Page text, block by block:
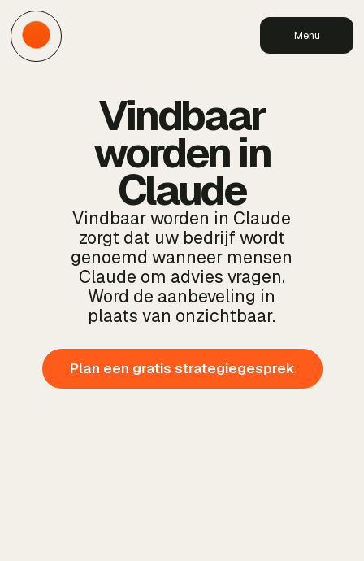
Menu
Vindbaar
worden in
Claude
Vindbaar worden in Claude
zorgt dat uw bedrijf wordt
genoemd wanneer mensen
Claude om advies vragen.
Word de aanbeveling in
plaats van onzichtbaar.
Plan een gratis strategiegesprek